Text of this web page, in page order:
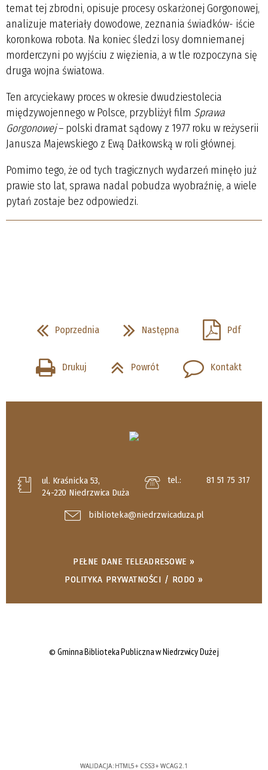
temat tej zbrodni, opisuje procesy oskarżonej Gorgonowej,
analizuje materiały dowodowe, zeznania świadków- iście
koronkowa robota. Na koniec śledzi losy domniemanej
morderczyni po wyjściu z więzienia, a w tle rozpoczyna się
druga wojna światowa.
Ten arcyciekawy proces w okresie dwudziestolecia
międzywojennego w Polsce, przybliżył film Sprawa
Gorgonowej– polski dramat sądowy z 1977 roku w reżyserii
Janusza Majewskiego z Ewą Dałkowską w roli głównej.
Pomimo tego, że od tych tragicznych wydarzeń minęło już
prawie sto lat, sprawa nadal pobudza wyobraźnię, a wiele
pytań zostaje bez odpowiedzi.
Poprzednia Następna Pdf
Drukuj Powrót Kontakt
ul. Kraśnicka 53,
24-220 Niedrzwica Duża
tel.: 81 51 75 317
biblioteka@niedrzwicaduza.pl
PEŁNE DANE TELEADRESOWE »
POLITYKA PRYWATNOŚCI / RODO »
© Gminna Biblioteka Publiczna w Niedrzwicy Dużej
WALIDACJA: HTML5+ CSS3+ WCAG 2.1